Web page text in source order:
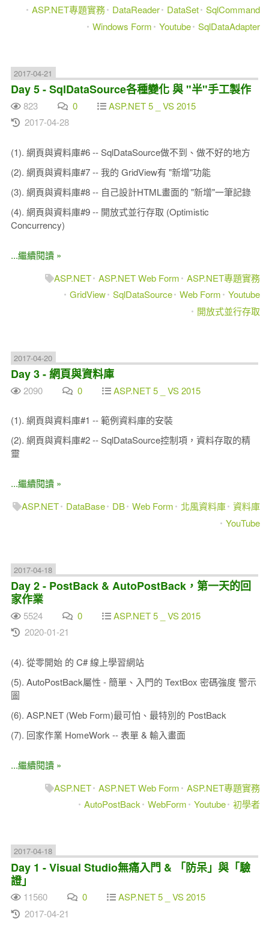
ASP.NET專題實務
DataReader DataSet SqlCommand
Windows Form
Youtube SqlDataAdapter
2017-04-21
Day 5 - SqlDataSource各種變化 與 "半"手工製作
823 0
ASP.NET 5 _ VS 2015
2017-04-28
(1). 網頁與資料庫#6 -- SqlDataSource做不到、做不好的地方
(2). 網頁與資料庫#7 -- 我的 GridView有 "新增"功能
(3). 網頁與資料庫#8 -- 自己設計HTML畫面的 "新增"一筆記錄
(4). 網頁與資料庫#9 -- 開放式並行存取 (Optimistic
Concurrency)
...繼續閱讀 »
ASP.NET ASP.NET Web Form
ASP.NET專題實務
GridView SqlDataSource Web Form
Youtube
開放式並行存取
2017-04-20
Day 3 - 網頁與資料庫
2090 0 ASP.NET 5 _ VS 2015
(1). 網頁與資料庫#1 -- 範例資料庫的安裝
(2). 網頁與資料庫#2 -- SqlDataSource控制項，資料存取的精
靈
...繼續閱讀 »
ASP.NET
DataBase DB Web Form 北風資料庫 資料庫
YouTube
2017-04-18
Day 2 - PostBack & AutoPostBack，第一天的回
家作業
5524 0
ASP.NET 5 _ VS 2015
2020-01-21
(4). 從零開始 的 C# 線上學習網站
(5). AutoPostBack屬性 - 簡單、入門的 TextBox 密碼強度 警示
圖
(6). ASP.NET (Web Form)最可怕、最特別的 PostBack
(7). 回家作業 HomeWork -- 表單 & 輸入畫面
...繼續閱讀 »
ASP.NET ASP.NET Web Form
ASP.NET專題實務
AutoPostBack
WebForm Youtube 初學者
2017-04-18
Day 1 - Visual Studio無痛入門 & 「防呆」與「驗
證」
11560 0
ASP.NET 5 _ VS 2015
2017-04-21